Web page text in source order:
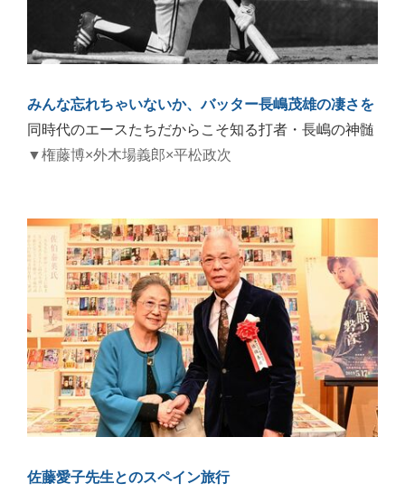
みんな忘れちゃいないか、バッター長嶋茂雄の凄さを
同時代のエースたちだからこそ知る打者・長嶋の神髄
▼権藤博×外木場義郎×平松政次
佐藤愛子先生とのスペイン旅行